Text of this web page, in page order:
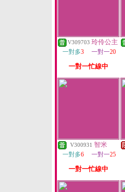
V309703 玲伶公主
一對多3 一對一20
一對一忙線中
V300931 智米
一對多6 一對一25
一對一忙線中